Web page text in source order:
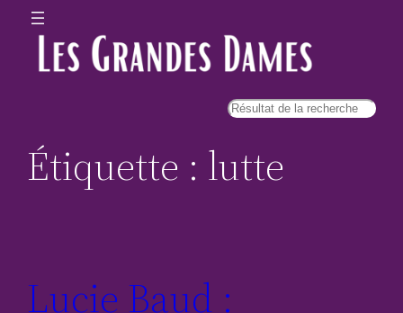
Étiquette : lutte
Lucie Baud :